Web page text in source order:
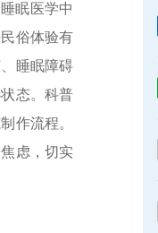
眠医学中
俗体验有
睡眠障碍
态。科普
作流程。
虑，切实